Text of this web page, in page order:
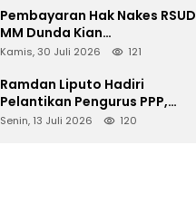
Pembayaran Hak Nakes RSUD
MM Dunda Kian
Menggantung, Perbup Belum
Definitif
Kamis, 30 Juli 2026 121
Ramdan Liputo Hadiri
Pelantikan Pengurus PPP,
Tegaskan Silaturahmi
Senin, 13 Juli 2026 120